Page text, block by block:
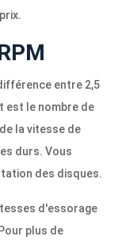
entre 2,5
est le nombre de
la vitesse de
durs. Vous
des disques.
d'essorage
plus de